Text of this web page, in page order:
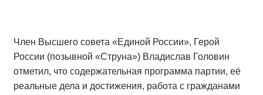
Член Высшего совета «Единой России», Герой
России (позывной «Струна») Владислав Головин
отметил, что содержательная программа партии, её
реальные дела и достижения, работа с гражданами